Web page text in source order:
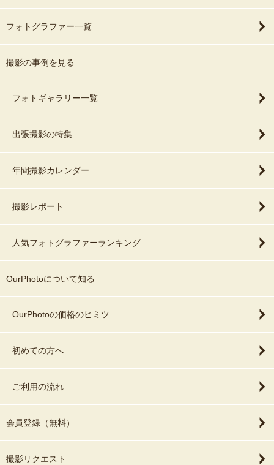
フォトグラファー一覧
撮影の事例を見る
フォトギャラリー一覧
出張撮影の特集
年間撮影カレンダー
撮影レポート
人気フォトグラファーランキング
OurPhotoについて知る
OurPhotoの価格のヒミツ
初めての方へ
ご利用の流れ
会員登録（無料）
撮影リクエスト